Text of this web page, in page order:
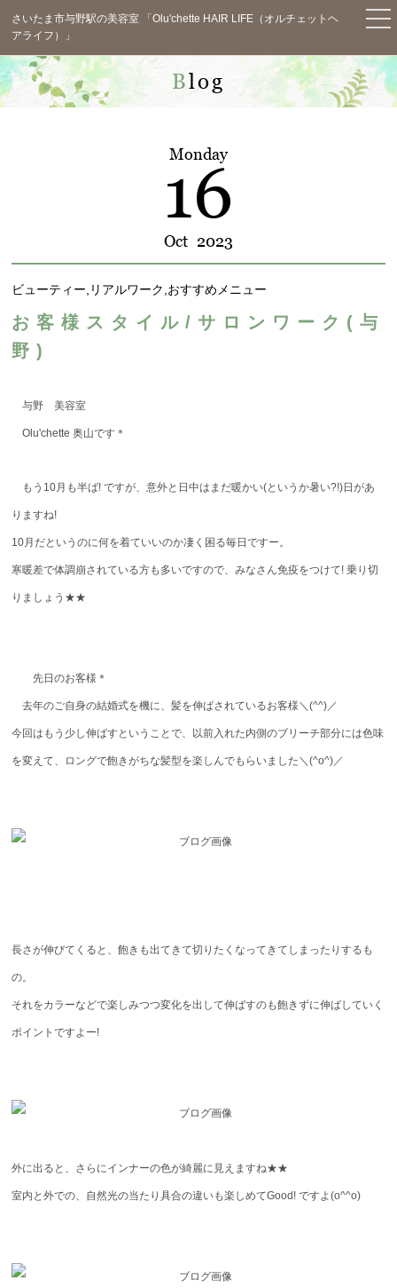
さいたま市与野駅の美容室 「Olu'chette HAIR LIFE（オルチェットヘ
アライフ）」
TOP
News
Salon Info
Blog
Voice
Contact
Blog
Monday
16
Oct 2023
ビューティー,リアルワーク,おすすめメニュー
お客様スタイル/サロンワーク(与
野)
与野 美容室
Olu'chette 奥山です＊
もう10月も半ば! ですが、意外と日中はまだ暖かい(というか暑い?!)日があ
りますね!
10月だというのに何を着ていいのか凄く困る毎日ですー。
寒暖差で体調崩されている方も多いですので、みなさん免疫をつけて! 乗り切
りましょう★★
先日のお客様＊
去年のご自身の結婚式を機に、髪を伸ばされているお客様＼(^^)／
今回はもう少し伸ばすということで、以前入れた内側のブリーチ部分には色味
を変えて、ロングで飽きがちな髪型を楽しんでもらいました＼(^o^)／
長さが伸びてくると、飽きも出てきて切りたくなってきてしまったりするも
の。
それをカラーなどで楽しみつつ変化を出して伸ばすのも飽きずに伸ばしていく
ポイントですよー!
外に出ると、さらにインナーの色が綺麗に見えますね★★
室内と外での、自然光の当たり具合の違いも楽しめてGood! ですよ(o^^o)